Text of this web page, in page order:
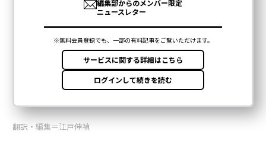
翻訳・編集＝江戸伸禎